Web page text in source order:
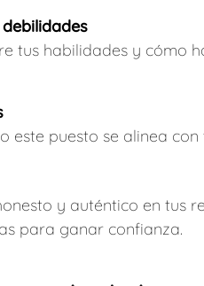
tus habilidades y cómo
este puesto se alinea
y auténtico en tus
para ganar confianza.